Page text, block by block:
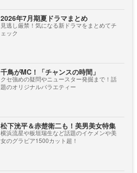
2026年7月期夏ドラマまとめ
見逃し厳禁！気になる新ドラマをまとめてチ
ェック
千鳥がMC！「チャンスの時間」
クセ強めの疑問やニュースター発掘まで！話
題のオリジナルバラエティー
松下洸平＆赤楚衛二も！美男美女特集
横浜流星や板垣瑞生など話題のイケメンや美
女のグラビア1500カット超！